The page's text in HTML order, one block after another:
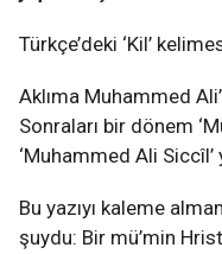
Türkçe’deki ‘Kil’
Aklıma Muhammed
Sonraları bir dönem
‘Muhammed Ali
Bu yazıyı kaleme
şuydu: Bir mü’min